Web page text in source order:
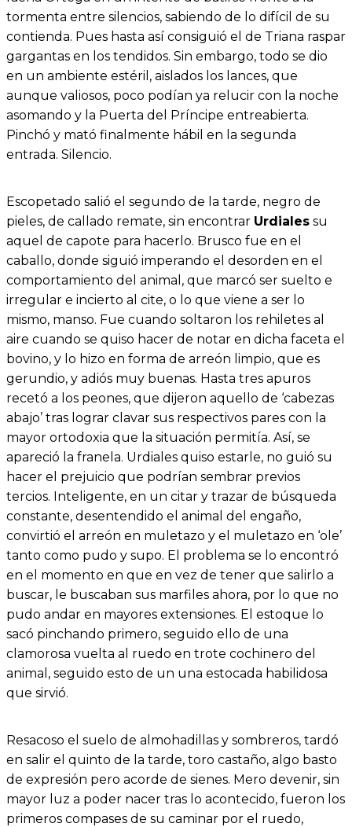
tormenta entre silencios, sabiendo de lo difícil de su
contienda. Pues hasta así consiguió el de Triana raspar
gargantas en los tendidos. Sin embargo, todo se dio
en un ambiente estéril, aislados los lances, que
aunque valiosos, poco podían ya relucir con la noche
asomando y la Puerta del Príncipe entreabierta.
Pinchó y mató finalmente hábil en la segunda
entrada. Silencio.
Escopetado salió el segundo de la tarde, negro de
pieles, de callado remate, sin encontrar Urdiales su
aquel de capote para hacerlo. Brusco fue en el
caballo, donde siguió imperando el desorden en el
comportamiento del animal, que marcó ser suelto e
irregular e incierto al cite, o lo que viene a ser lo
mismo, manso. Fue cuando soltaron los rehiletes al
aire cuando se quiso hacer de notar en dicha faceta el
bovino, y lo hizo en forma de arreón limpio, que es
gerundio, y adiós muy buenas. Hasta tres apuros
recetó a los peones, que dijeron aquello de ‘cabezas
abajo’ tras lograr clavar sus respectivos pares con la
mayor ortodoxia que la situación permitía. Así, se
apareció la franela. Urdiales quiso estarle, no guió su
hacer el prejuicio que podrían sembrar previos
tercios. Inteligente, en un citar y trazar de búsqueda
constante, desentendido el animal del engaño,
convirtió el arreón en muletazo y el muletazo en ‘ole’
tanto como pudo y supo. El problema se lo encontró
en el momento en que en vez de tener que salirlo a
buscar, le buscaban sus marfiles ahora, por lo que no
pudo andar en mayores extensiones. El estoque lo
sacó pinchando primero, seguido ello de una
clamorosa vuelta al ruedo en trote cochinero del
animal, seguido esto de un una estocada habilidosa
que sirvió.
Resacoso el suelo de almohadillas y sombreros, tardó
en salir el quinto de la tarde, toro castaño, algo basto
de expresión pero acorde de sienes. Mero devenir, sin
mayor luz a poder nacer tras lo acontecido, fueron los
primeros compases de su caminar por el ruedo,